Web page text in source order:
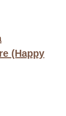
(Happy